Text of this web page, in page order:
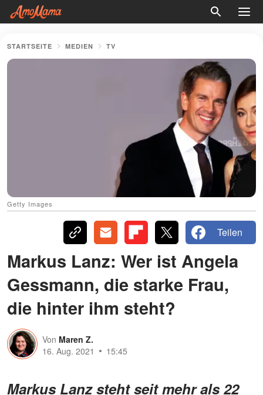
STARTSEITE MEDIEN TV
Getty Images
Teilen
Markus Lanz: Wer ist Angela
Gessmann, die starke Frau,
die hinter ihm steht?
Von Maren Z.
16. Aug. 2021
15:45
Markus Lanz steht seit mehr als 22